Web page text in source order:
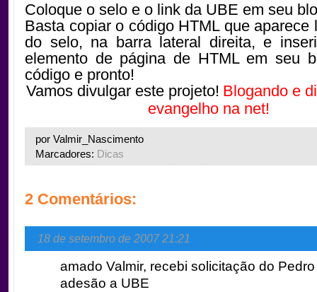
Coloque o selo e o link da UBE em seu
Basta copiar o código HTML que aparece
do selo, na barra lateral direita, e
elemento de página de HTML em seu
código e pronto!
Vamos divulgar este projeto! Blogando e
evangelho na net!
por Valmir_Nascimento
Marcadores: Dicas
2 Comentários:
18 de setembro de 2007 21:21
amado Valmir, recebi solicitação do
adesão a UBE